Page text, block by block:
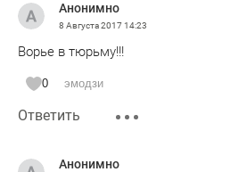
Анонимно
8 Августа 201714:23
Ворье в тюрьму!!!
0 эмодзи
Ответить
Анонимно